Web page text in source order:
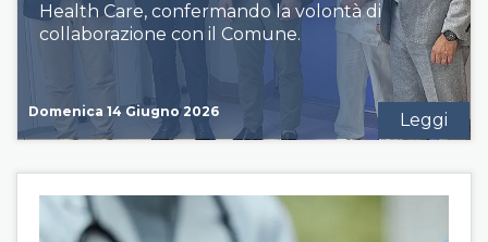
Health Care, confermando la volontà di
collaborazione con il Comune.
Domenica 14 Giugno 2026 Leggi